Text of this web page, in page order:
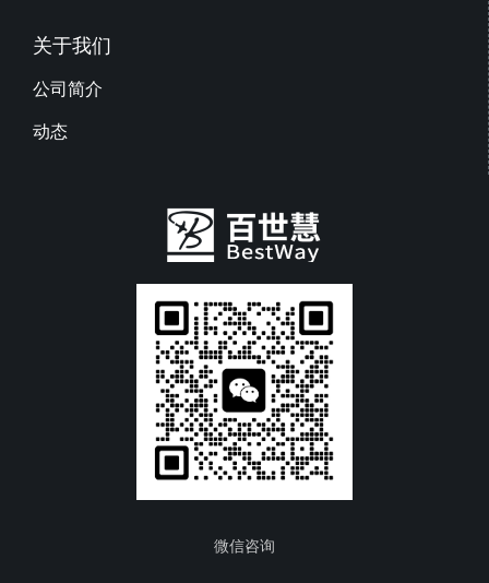
关于我们
公司简介
动态
微信咨询